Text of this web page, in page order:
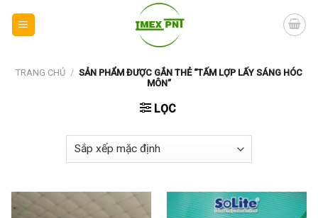
TRANG CHỦ / SẢN PHẨM ĐƯỢC GẮN THẺ “TẤM LỢP LẤY SÁNG HÓC
MÔN”
LỌC